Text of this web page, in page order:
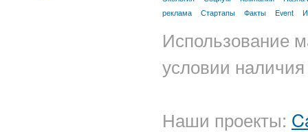
реклама
Стартапы Факты Event
Использование
условии
Наши проекты: